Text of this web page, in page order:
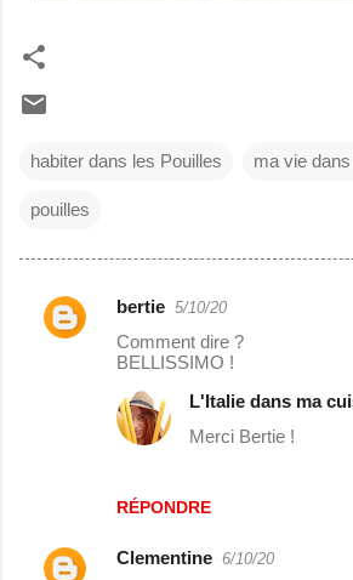
habiter dans les Pouilles ma vie
pouilles
C
a
bertie 5/10/20
Comment dire ?
BELLISSIMO !
RÉPONDRE
L'Italie dans ma
Merci Bertie !
Clementine 6/10/20